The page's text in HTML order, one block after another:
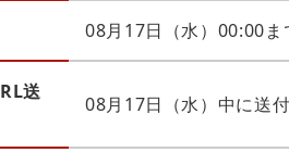
08月17日（水）00:00ま
送
08月17日（水）中に送